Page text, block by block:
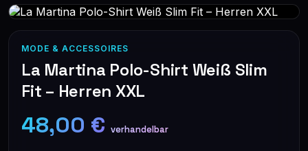
MODE & ACCESSOIRES
La Martina Polo-Shirt Weiß Slim
Fit – Herren XXL
48,00 € verhandelbar